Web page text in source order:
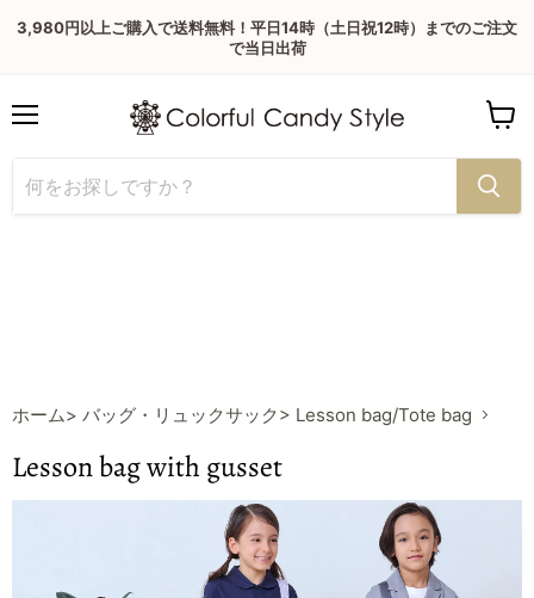
3,980円以上ご購入で送料無料！平日14時（土日祝12時）までのご注文
で当日出荷
cart
ホーム> バッグ・リュックサック> Lesson bag/Tote bag
Lesson bag with gusset